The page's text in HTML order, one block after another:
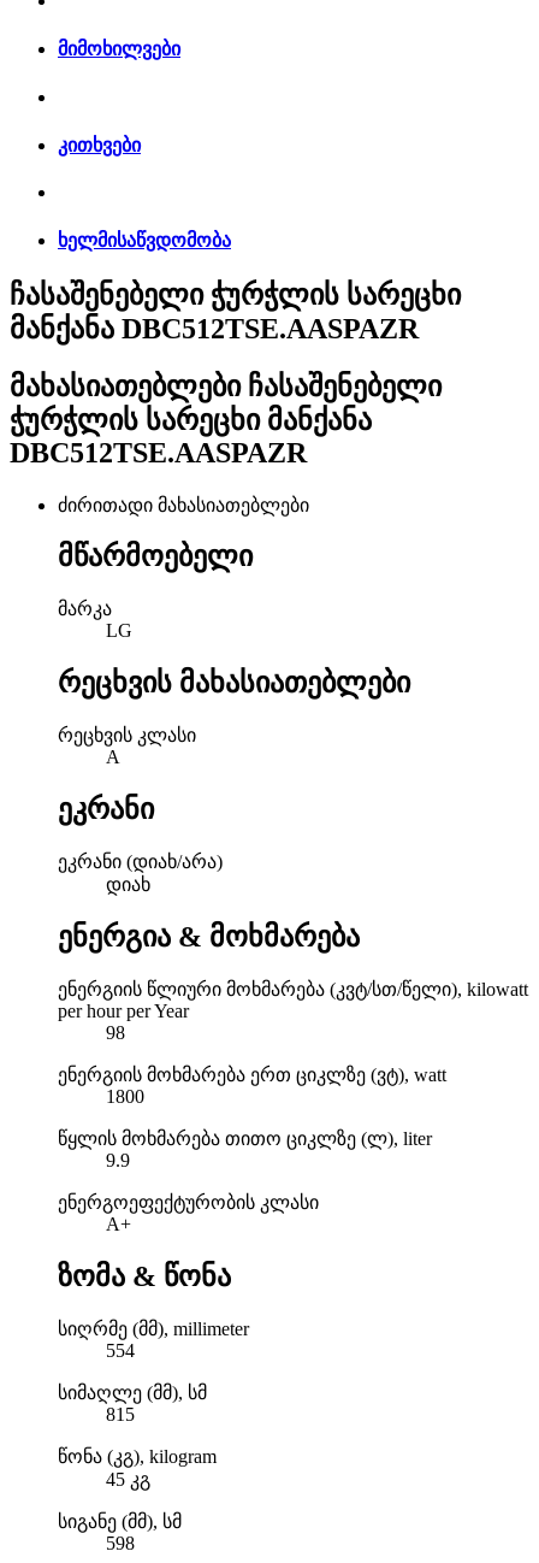
მიმოხილვები
კითხვები
ხელმისაწვდომობა
ჩასაშენებელი ჭურჭლის სარეცხი
მანქანა DBC512TSE.AASPAZR
მახასიათებლები ჩასაშენებელი
ჭურჭლის სარეცხი მანქანა
DBC512TSE.AASPAZR
ძირითადი მახასიათებლები
მწარმოებელი
მარკა
LG
რეცხვის მახასიათებლები
რეცხვის კლასი
A
ეკრანი
ეკრანი (დიახ/არა)
დიახ
ენერგია & მოხმარება
ენერგიის წლიური მოხმარება (კვტ/სთ/წელი), kilowatt
per hour per Year
98
ენერგიის მოხმარება ერთ ციკლზე (ვტ), watt
1800
წყლის მოხმარება თითო ციკლზე (ლ), liter
9.9
ენერგოეფექტურობის კლასი
A+
ზომა & წონა
სიღრმე (მმ), millimeter
554
სიმაღლე (მმ), სმ
815
წონა (კგ), kilogram
45 კგ
სიგანე (მმ), სმ
598